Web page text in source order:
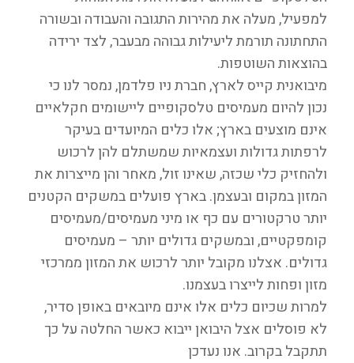
למפעיל, מעלה את מהירות התגובה והעבודה ובשורה
התחתונה תורמת ליעילות גבוהה מבעבר, לצד ירידה
בהוצאות השוטפות.
מיבואנית קייס לארץ, חברת ניו פלדמן, נמסר לנו כי
נכון להיום מעמיסים טלסקופיים ליישומים חקלאיים
אינם מוצעים בארץ; אלו כלים המיועדים בעיקר
לרפתות גדולות ועצמאיות שמשתלם להן לרכוש
ולהחזיק כלי שכזה, שאינו זול, מאחר והן מייצרות את
המזון במקום ובעצמן. בארץ פועלים במשקים הקטנים
יותר טרקטורים עם כף או מיני מעמיסים/מעמיסים
קומפקטיים, ובמשקים גדולים יותר – מעמיסים
גדולים. אצלנו מקובל יותר לרכוש את המזון ממרכזי
מזון ופחות לייצרו בעצמנו.
למרות שכיום כלים אלו אינם מיובאים באופן סדיר,
לא פוסלים אצל היבואן ייבוא כאשר החלטה על כך
תתקבל בקרוב. אנו נעדכן